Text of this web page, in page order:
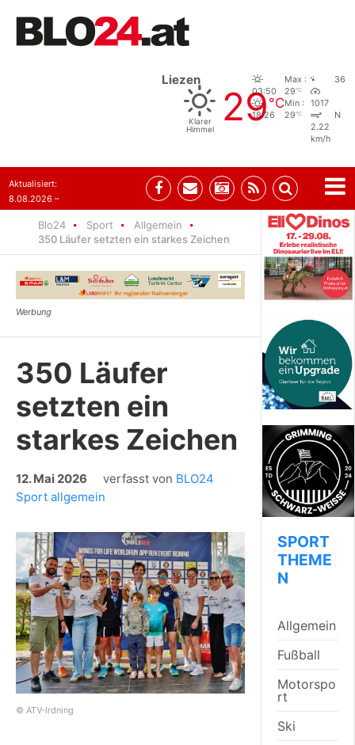
Liezen
Klarer
Himmel
29°C
03:50
18:26
Max :
29°C
Min :
29°C
36
1017
N
2.22
km/h
Aktualisiert:
8.08.2026 –
Blo24 Sport
Allgemein
350 Läufer setzten ein starkes Zeichen
350 Läufer
setzten ein
starkes Zeichen
12. Mai 2026 verfasst von BLO24
Sport allgemein
© ATV-Irdning
SPORT
THEME
N
Allgemein
Fußball
Motorspo
rt
Ski